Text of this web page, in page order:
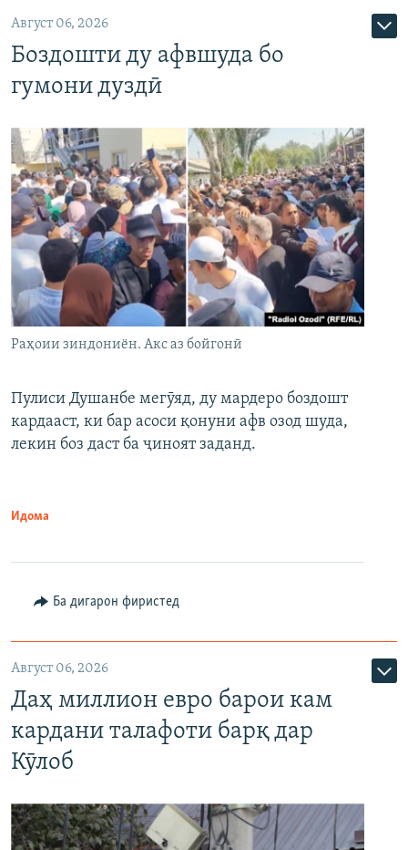
Август 06, 2026
Боздошти ду афвшуда бо
гумони дуздӣ
Раҳоии зиндониён. Акс аз бойгонӣ
Пулиси Душанбе мегӯяд, ду мардеро боздошт
кардааст, ки бар асоси қонуни афв озод шуда,
лекин боз даст ба ҷиноят заданд.
Идома
Ба дигарон фиристед
Август 06, 2026
Даҳ миллион евро барои кам
кардани талафоти барқ дар
Кӯлоб